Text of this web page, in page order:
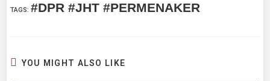
TAGS:#DPR #JHT #PERMENAKER
YOU MIGHT ALSO LIKE